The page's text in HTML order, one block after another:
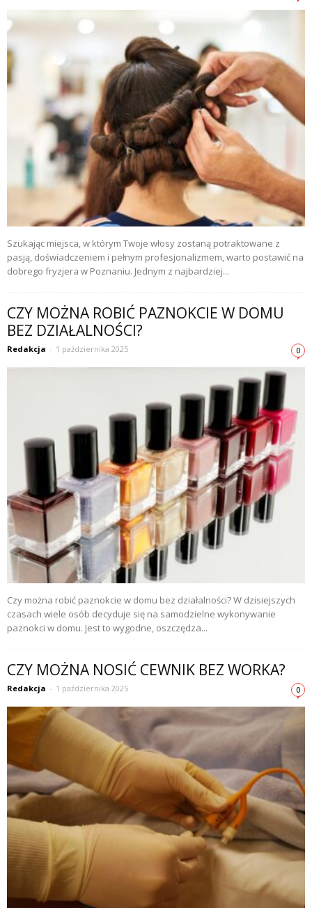
Szukając miejsca, w którym Twoje włosy zostaną potraktowane z
pasją, doświadczeniem i pełnym profesjonalizmem, warto postawić na
dobrego fryzjera w Poznaniu. Jednym z najbardziej...
CZY MOŻNA ROBIĆ PAZNOKCIE W DOMU
BEZ DZIAŁALNOŚCI?
Redakcja - 1 października 2025 0
Czy można robić paznokcie w domu bez działalności? W dzisiejszych
czasach wiele osób decyduje się na samodzielne wykonywanie
paznokci w domu. Jest to wygodne, oszczędza...
CZY MOŻNA NOSIĆ CEWNIK BEZ WORKA?
Redakcja - 1 października 2025 0